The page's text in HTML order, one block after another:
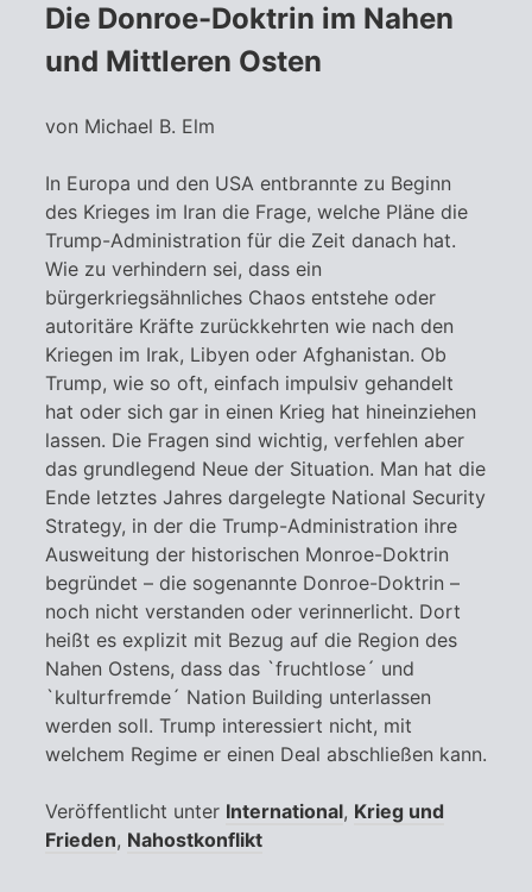
Die Donroe-Doktrin im Nahen
und Mittleren Osten
von Michael B. Elm
In Europa und den USA entbrannte zu Beginn
des Krieges im Iran die Frage, welche Pläne die
Trump-Administration für die Zeit danach hat.
Wie zu verhindern sei, dass ein
bürgerkriegsähnliches Chaos entstehe oder
autoritäre Kräfte zurückkehrten wie nach den
Kriegen im Irak, Libyen oder Afghanistan. Ob
Trump, wie so oft, einfach impulsiv gehandelt
hat oder sich gar in einen Krieg hat hineinziehen
lassen. Die Fragen sind wichtig, verfehlen aber
das grundlegend Neue der Situation. Man hat die
Ende letztes Jahres dargelegte National Security
Strategy, in der die Trump-Administration ihre
Ausweitung der historischen Monroe-Doktrin
begründet – die sogenannte Donroe-Doktrin –
noch nicht verstanden oder verinnerlicht. Dort
heißt es explizit mit Bezug auf die Region des
Nahen Ostens, dass das `fruchtlose´ und
`kulturfremde´ Nation Building unterlassen
werden soll. Trump interessiert nicht, mit
welchem Regime er einen Deal abschließen kann.
Veröffentlicht unter International, Krieg und
Frieden, Nahostkonflikt